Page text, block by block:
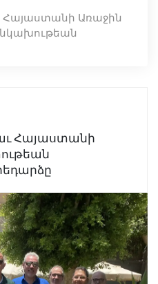
Հայաստանի Առաջին
Հայաստանի